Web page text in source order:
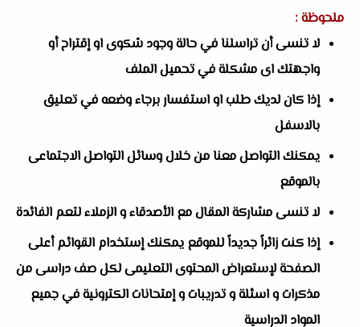
ملحوظة :
لا تنسى أن تراسلنا في حالة وجود شكوى او إقتراح أو
واجهتك اى مشكلة في تحميل الملف
إذا كان لديك طلب او استفسار برجاء وضعه في تعليق
بالاسفل
يمكنك التواصل معنا من خلال وسائل التواصل الاجتماعى
بالموقع
لا تنسى مشاركة المقال مع الأصدقاء و الزملاء لتعم الفائدة
إذا كنت زائراً جديداً للموقع يمكنك إستخدام القوائم أعلى
الصفحة لإستعراض المحتوى التعليمى لكل صف دراسى من
مذكرات و اسئلة و تدريبات و إمتحانات الكترونية في جميع
المواد الدراسية